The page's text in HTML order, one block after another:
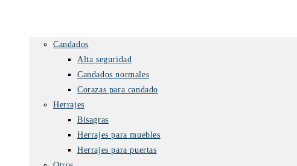
Candados
Alta seguridad
Candados normales
Corazas para candado
Herrajes
Bisagras
Herrajes para muebles
Herrajes para puertas